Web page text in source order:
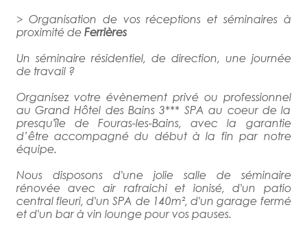
> Organisation de vos réceptions et séminaires à
proximité de Ferrières
Un séminaire résidentiel, de direction, une journée
de travail ?
Organisez votre évènement privé ou professionnel
au Grand Hôtel des Bains 3*** SPA au coeur de la
presqu'île de Fouras-les-Bains, avec la garantie
d’être accompagné du début à la fin par notre
équipe.
Nous disposons d'une jolie salle de séminaire
rénovée avec air rafraichi et ionisé, d'un patio
central fleuri, d'un SPA de 140m², d'un garage fermé
et d'un bar à vin lounge pour vos pauses.